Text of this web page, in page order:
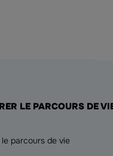
LE PARCOURS DE
parcours de vie